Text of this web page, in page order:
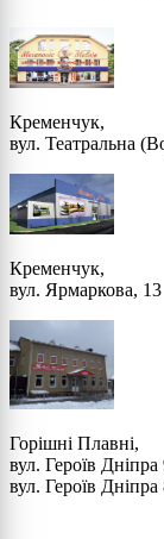
Кременчук,
вул. Театральна
Кременчук,
вул. Ярмаркова, 13
Горішні Плавні,
вул. Героїв
вул. Героїв Дніпра